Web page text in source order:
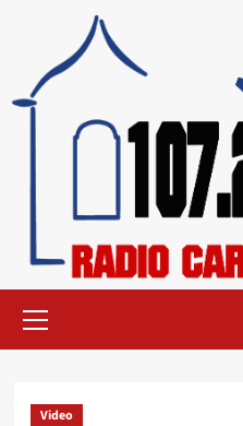
Video